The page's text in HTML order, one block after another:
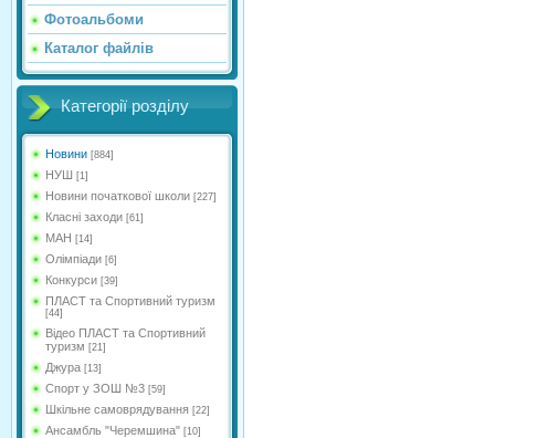
Фотоальбоми
Каталог файлів
Категорії розділу
Новини [884]
НУШ [1]
Новини початкової школи [227]
Класні заходи [61]
МАН [14]
Олімпіади [6]
Конкурси [39]
ПЛАСТ та Спортивний туризм
[44]
Відео ПЛАСТ та Спортивний
туризм [21]
Джура [13]
Спорт у ЗОШ №3 [59]
Шкільне самоврядування [22]
Ансамбль "Черемшина" [10]